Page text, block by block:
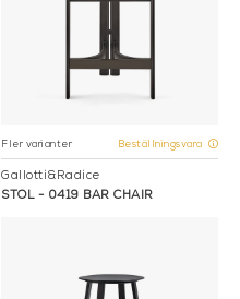
Fler varianter Beställningsvara
Gallotti&Radice
STOL - 0419 BAR CHAIR